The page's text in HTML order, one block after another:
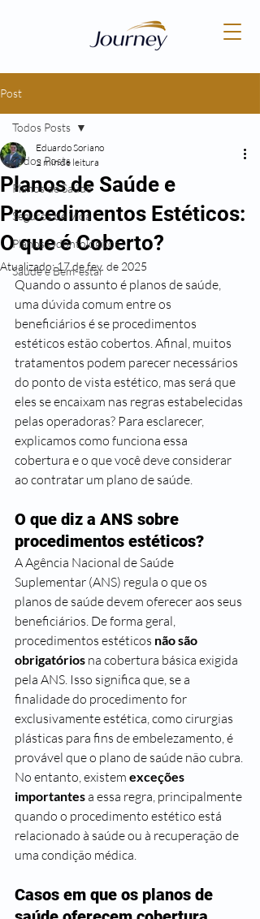
Post
Todos Posts
Planos de Saúde
Seguros de Vida
Planos Odontológicos
Saúde e Bem-estar
Todos Posts
Planos de Saúde e
Procedimentos Estéticos:
O que é Coberto?
Eduardo Soriano
2 min de leitura
Atualizado:17 de fev. de 2025
Quando o assunto é planos de saúde,
uma dúvida comum entre os
beneficiários é se procedimentos
estéticos estão cobertos. Afinal, muitos
tratamentos podem parecer necessários
do ponto de vista estético, mas será que
eles se encaixam nas regras estabelecidas
pelas operadoras? Para esclarecer,
explicamos como funciona essa
cobertura e o que você deve considerar
ao contratar um plano de saúde.
O que diz a ANS sobre
procedimentos estéticos?
A Agência Nacional de Saúde
Suplementar (ANS) regula o que os
planos de saúde devem oferecer aos seus
beneficiários. De forma geral,
procedimentos estéticos não são
obrigatórios na cobertura básica exigida
pela ANS. Isso significa que, se a
finalidade do procedimento for
exclusivamente estética, como cirurgias
plásticas para fins de embelezamento, é
provável que o plano de saúde não cubra.
No entanto, existem exceções
importantes a essa regra, principalmente
quando o procedimento estético está
relacionado à saúde ou à recuperação de
uma condição médica.
Casos em que os planos de